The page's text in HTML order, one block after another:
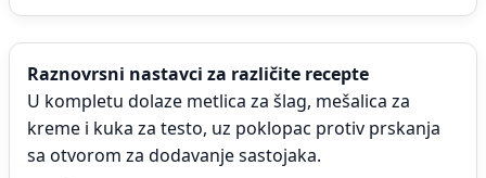
Raznovrsni nastavci za različite recepte
U kompletu dolaze metlica za šlag, mešalica za
kreme i kuka za testo, uz poklopac protiv prskanja
sa otvorom za dodavanje sastojaka.